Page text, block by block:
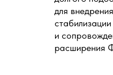
для
и
расширения